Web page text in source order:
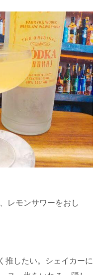
レモンサワーをおし
推したい。シェイカーに